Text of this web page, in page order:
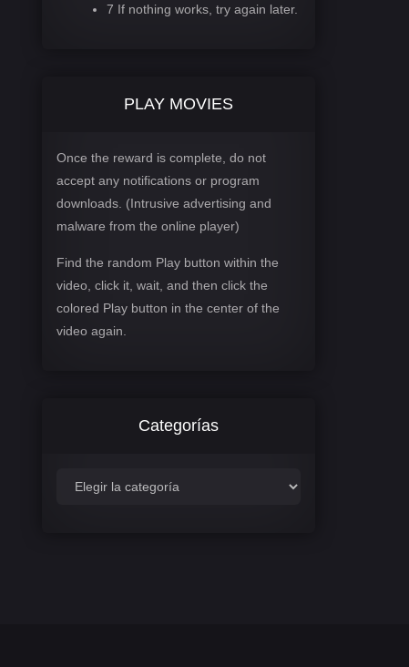
7 If nothing works, try again later.
PLAY MOVIES
Once the reward is complete, do not
accept any notifications or program
downloads. (Intrusive advertising and
malware from the online player)
Find the random Play button within the
video, click it, wait, and then click the
colored Play button in the center of the
video again.
Categorías